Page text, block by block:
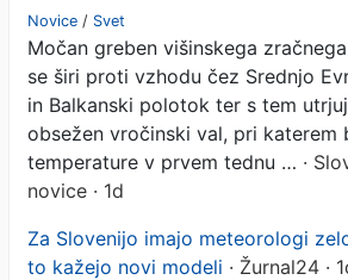
okolico čakajo
temperature nad
Novice / Svet
Močan greben višinskega
se širi proti vzhodu čez Srednjo
in Balkanski polotok ter s tem
obsežen vročinski val, pri katerem
temperature v prvem tednu … ·
novice · 1d
Za Slovenijo imajo meteorologi
to kažejo novi modeli · Žurnal24 ·